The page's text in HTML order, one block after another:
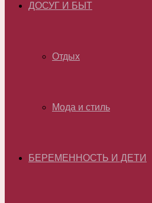
ДОСУГ И БЫТ
Отдых
Мода и стиль
БЕРЕМЕННОСТЬ И ДЕТИ